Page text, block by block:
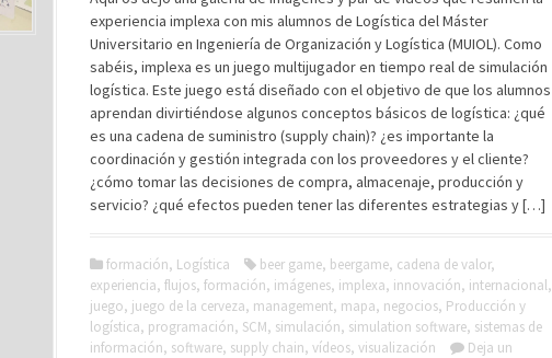
experiencia implexa con mis alumnos de Logística del Máster
Universitario en Ingeniería de Organización y Logística (MUIOL). Como
sabéis, implexa es un juego multijugador en tiempo real de simulación
logística. Este juego está diseñado con el objetivo de que los alumnos
aprendan divirtiéndose algunos conceptos básicos de logística: ¿qué
es una cadena de suministro (supply chain)? ¿es importante la
coordinación y gestión integrada con los proveedores y el cliente?
¿cómo tomar las decisiones de compra, almacenaje, producción y
servicio? ¿qué efectos pueden tener las diferentes estrategias y […]
formación, Logística beer game, beergame, cadena de valor,
experiencia, flujos, formación, imágenes, implexa, innovación, internacional,
juego, juego de la cerveza, management, mapa, negocios, Producción y
logística, programación, SCM, simulación, simulation software, sistemas de
información, software, supply chain, vídeos, visualización
Deja un